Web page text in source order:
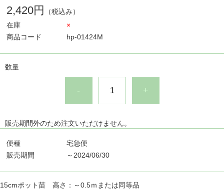
2,420円
（税込み）
在庫
×
商品コード
hp-01424M
数量
- +
販売期間外のため注文いただけません。
便種
宅急便
販売期間
～2024/06/30
15cmポット苗 高さ：～0.5ｍまたは同等品